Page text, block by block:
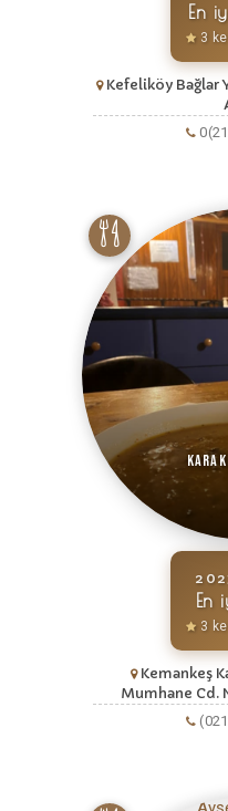
En
3
Kefeliköy Bağlar
En
3
Kemankeş
Mumhane Cd.